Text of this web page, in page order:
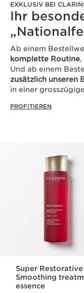
EXKLUSIV BEI
Ihr
Ab einem
komplette Routine,
Und ab einem
zusätzlich unseren
in einer
PROFITIEREN
Super Restorative
Smoothing
essence